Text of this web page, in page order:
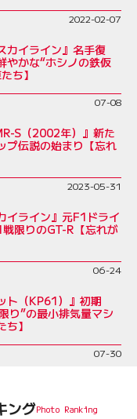
2022-02-07
カイライン』名手復
やかな“ホシノの鉄仮
ち】
07-08
S（2002年）』新た
プ伝説の始まり【忘れ
2023-05-31
イライン』元F1ドライ
限りのGT-R【忘れが
06-24
ト（KP61）』初期
り”の最小排気量マシ
】
07-30
ング